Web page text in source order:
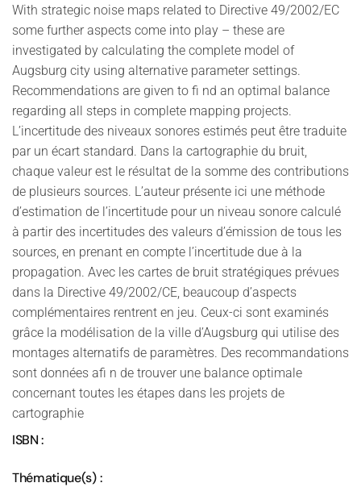
With strategic noise maps related to Directive 49/2002/EC
some further aspects come into play – these are
investigated by calculating the complete model of
Augsburg city using alternative parameter settings.
Recommendations are given to fi nd an optimal balance
regarding all steps in complete mapping projects.
L’incertitude des niveaux sonores estimés peut être traduite
par un écart standard. Dans la cartographie du bruit,
chaque valeur est le résultat de la somme des contributions
de plusieurs sources. L’auteur présente ici une méthode
d’estimation de l’incertitude pour un niveau sonore calculé
à partir des incertitudes des valeurs d’émission de tous les
sources, en prenant en compte l’incertitude due à la
propagation. Avec les cartes de bruit stratégiques prévues
dans la Directive 49/2002/CE, beaucoup d’aspects
complémentaires rentrent en jeu. Ceux-ci sont examinés
grâce la modélisation de la ville d’Augsburg qui utilise des
montages alternatifs de paramètres. Des recommandations
sont données afi n de trouver une balance optimale
concernant toutes les étapes dans les projets de
cartographie
ISBN :
Thématique(s) :